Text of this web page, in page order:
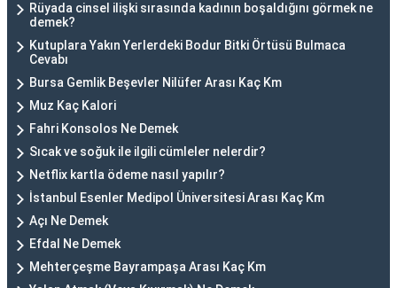
Rüyada cinsel ilişki sırasında kadının boşaldığını görmek ne
demek?
Kutuplara Yakın Yerlerdeki Bodur Bitki Örtüsü Bulmaca
Cevabı
Bursa Gemlik Beşevler Nilüfer Arası Kaç Km
Muz Kaç Kalori
Fahri Konsolos Ne Demek
Sıcak ve soğuk ile ilgili cümleler nelerdir?
Netflix kartla ödeme nasıl yapılır?
İstanbul Esenler Medipol Üniversitesi Arası Kaç Km
Açı Ne Demek
Efdal Ne Demek
Mehterçeşme Bayrampaşa Arası Kaç Km